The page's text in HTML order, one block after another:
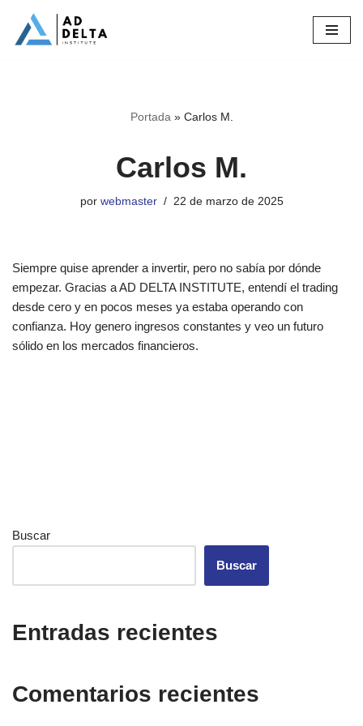
Saltar
Portada » Carlos M.
Carlos M.
por webmaster 22 de marzo de 2025
Siempre quise aprender a invertir, pero no sabía por dónde
empezar. Gracias a AD DELTA INSTITUTE, entendí el trading
desde cero y en pocos meses ya estaba operando con
confianza. Hoy genero ingresos constantes y veo un futuro
sólido en los mercados financieros.
Buscar
Buscar
Entradas recientes
Comentarios recientes